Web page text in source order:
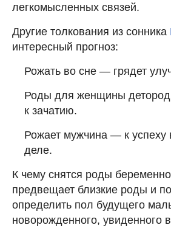
легкомысленных связей.
Другие толкования из сонника
интересный прогноз:
Рожать во сне — грядет
Роды для женщины
к зачатию.
Рожает мужчина — к успеху
деле.
К чему снятся роды
предвещает близкие роды и
определить пол будущего
новорожденного, увиденного